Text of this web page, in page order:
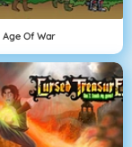
Age Of War